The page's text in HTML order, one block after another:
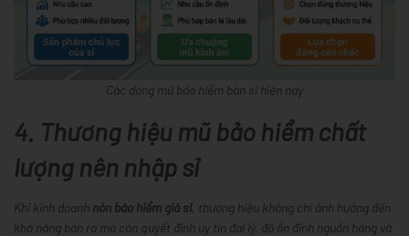
Các dòng mũ bảo hiểm bán sỉ hiện nay
4. Thương hiệu mũ bảo hiểm chất
lượng nên nhập sỉ
Khi kinh doanh nón bảo hiểm giá sỉ, thương hiệu không chỉ ảnh hưởng đến
khả năng bán ra mà còn quyết định uy tín đại lý, độ ổn định nguồn hàng và